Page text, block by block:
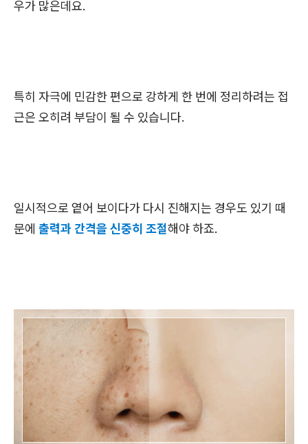
우가 많은데요.
특히 자극에 민감한 편으로 강하게 한 번에 정리하려는 접
근은 오히려 부담이 될 수 있습니다.
일시적으로 옅어 보이다가 다시 진해지는 경우도 있기 때
문에 출력과 간격을 신중히 조절해야 하죠.